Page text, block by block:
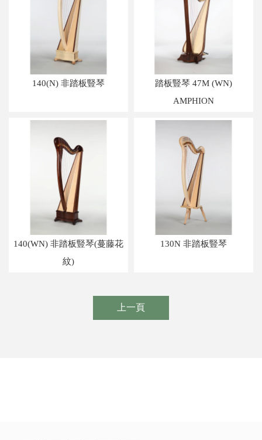
140(N) 非踏板豎琴
踏板豎琴 47M (WN)
AMPHION
140(WN) 非踏板豎琴(蔓藤花
紋)
130N 非踏板豎琴
上一頁